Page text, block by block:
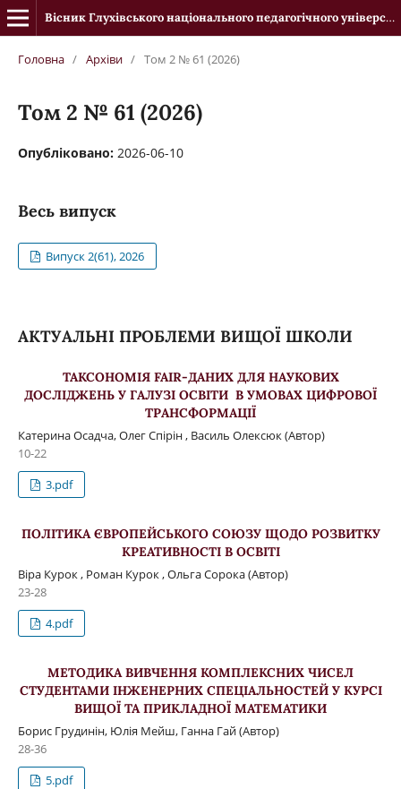
Вісник Глухівського національного педагогічного університету імені Олександра Довженка
Головна / Архіви / Том 2 № 61 (2026)
Том 2 № 61 (2026)
Опубліковано: 2026-06-10
Весь випуск
Випуск 2(61), 2026
АКТУАЛЬНІ ПРОБЛЕМИ ВИЩОЇ ШКОЛИ
ТАКСОНОМІЯ FAIR-ДАНИХ ДЛЯ НАУКОВИХ
ДОСЛІДЖЕНЬ У ГАЛУЗІ ОСВІТИ В УМОВАХ ЦИФРОВОЇ
ТРАНСФОРМАЦІЇ
Катерина Осадча, Олег Спірін , Василь Олексюк (Автор)
10-22
3.pdf
ПОЛІТИКА ЄВРОПЕЙСЬКОГО СОЮЗУ ЩОДО РОЗВИТКУ
КРЕАТИВНОСТІ В ОСВІТІ
Віра Курок , Роман Курок , Ольга Сорока (Автор)
23-28
4.pdf
МЕТОДИКА ВИВЧЕННЯ КОМПЛЕКСНИХ ЧИСЕЛ
СТУДЕНТАМИ ІНЖЕНЕРНИХ СПЕЦІАЛЬНОСТЕЙ У КУРСІ
ВИЩОЇ ТА ПРИКЛАДНОЇ МАТЕМАТИКИ
Борис Грудинін, Юлія Мейш, Ганна Гай (Автор)
28-36
5.pdf